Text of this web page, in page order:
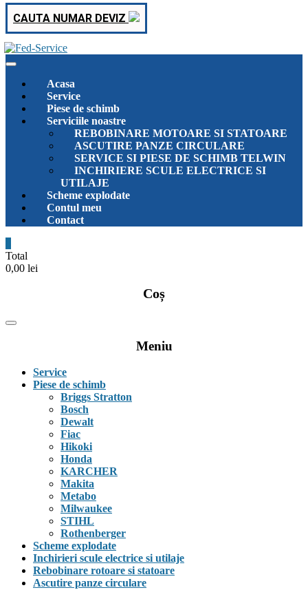
CAUTA NUMAR DEVIZ
Acasa
Service
Piese de schimb
Serviciile noastre
REBOBINARE MOTOARE SI STATOARE
ASCUTIRE PANZE CIRCULARE
SERVICE SI PIESE DE SCHIMB TELWIN
INCHIRIERE SCULE ELECTRICE SI
UTILAJE
Scheme explodate
Contul meu
Contact
Total
0,00 lei
Coș
Catalog
Meniu
Service
Piese de schimb
Briggs Stratton
Bosch
Dewalt
Fiac
Hikoki
Honda
KARCHER
Makita
Metabo
Milwaukee
STIHL
Rothenberger
Scheme explodate
Inchirieri scule electrice si utilaje
Rebobinare rotoare si statoare
Ascutire panze circulare